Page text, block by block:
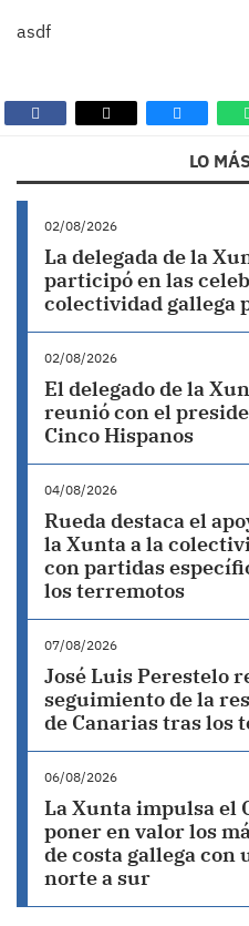
asdf
LO
02/08/2026
La delegada de la
participó en las
colectividad gallega
02/08/2026
El delegado de la
reunió con el
Cinco Hispanos
04/08/2026
Rueda destaca el
la Xunta a la
con partidas
los terremotos
07/08/2026
José Luis Perestelo
seguimiento de la
de Canarias tras los
06/08/2026
La Xunta impulsa el
poner en valor los
de costa gallega con
norte a sur